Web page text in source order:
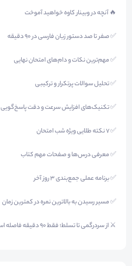
🔥 آنچه در وبینار کاوه خواهید آموخت
✅ صفر تا صد دستور زبان فارسی در ۹۰ دقیقه
✅ مهم‌ترین نکات و دام‌های امتحان نهایی
✅ تحلیل سوالات پرتکرار و ترکیبی
✅ تکنیک‌های افزایش سرعت و دقت پاسخ‌گویی
✅ ۷ نکته طلایی ویژه شب امتحان
✅ معرفی درس‌ها و صفحات مهم کتاب
✅ برنامه عملی جمع‌بندی ۳ روز آخر
✅ مسیر رسیدن به بالاترین نمره در کمترین زمان
⚔️ از سردرگمی تا تسلط؛ فقط ۹۰ دقیقه فاصله است